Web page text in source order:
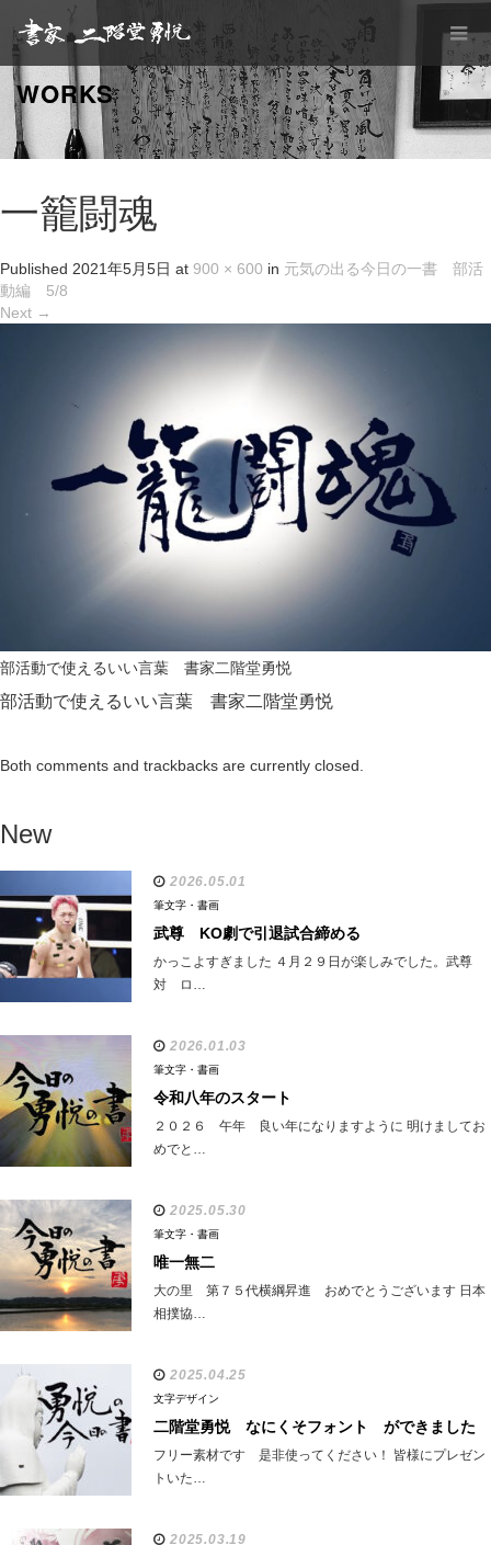
WORKS
一籠闘魂
Published 2021年5月5日 at 900 × 600 in 元気の出る今日の一書 部活
動編 5/8
Next →
部活動で使えるいい言葉 書家二階堂勇悦
部活動で使えるいい言葉 書家二階堂勇悦
Both comments and trackbacks are currently closed.
New
2026.05.01
筆文字・書画
武尊 KO劇で引退試合締める
かっこよすぎました ４月２９日が楽しみでした。武尊
対 ロ…
2026.01.03
筆文字・書画
令和八年のスタート
２０２６ 午年 良い年になりますように 明けましてお
めでと…
2025.05.30
筆文字・書画
唯一無二
大の里 第７５代横綱昇進 おめでとうございます 日本
相撲協…
2025.04.25
文字デザイン
二階堂勇悦 なにくそフォント ができました
フリー素材です 是非使ってください！ 皆様にプレゼン
トいた…
2025.03.19